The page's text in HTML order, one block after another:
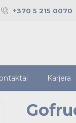
+370 5 215 0070
Karjera